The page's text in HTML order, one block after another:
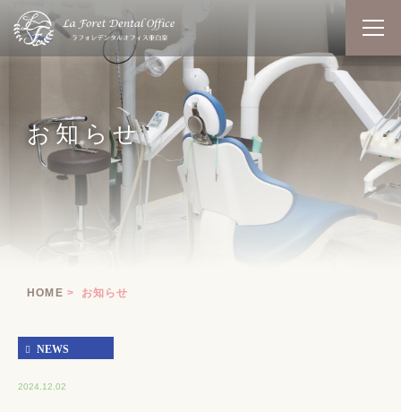
お知らせ
HOME お知らせ
NEWS
2024.12.02